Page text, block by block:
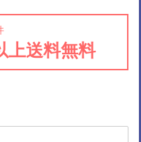
上送料無料